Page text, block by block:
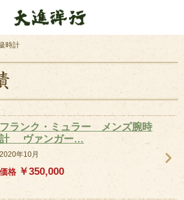
時計
フランク・ミュラー メンズ腕時
計 ヴァンガー…
2020年10月
価格 ￥350,000